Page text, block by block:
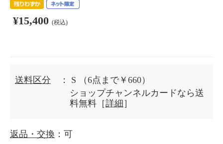
¥15,400 (税込)
送料区分 ： S
（6点まで￥660）
ショップチャンネルカードなら送
料無料［詳細 ］
返品・交換 ：可